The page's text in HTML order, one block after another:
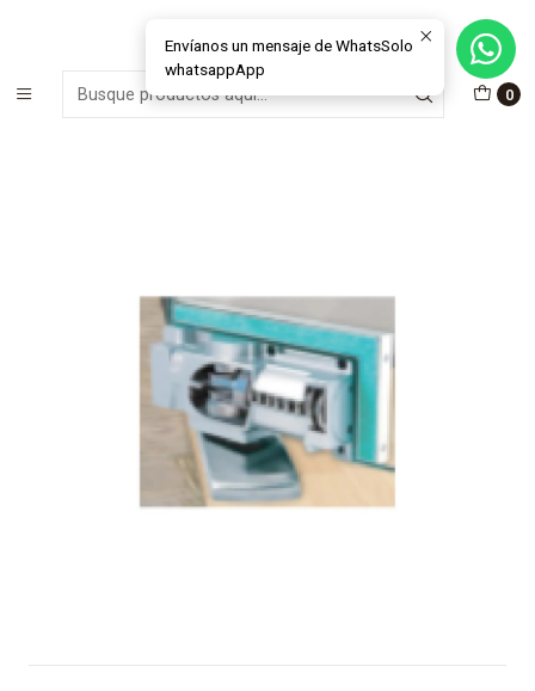
0
MÁS DE 15 AÑOS FABRICANDO E INSTALANDO SOLUCIONES DE
CRISTAL Y VENTANAS
Inicio Materiales e Insumos Cristales
Herraje - Resorte a piso
Envíanos un mensaje de WhatsSolo
whatsappApp